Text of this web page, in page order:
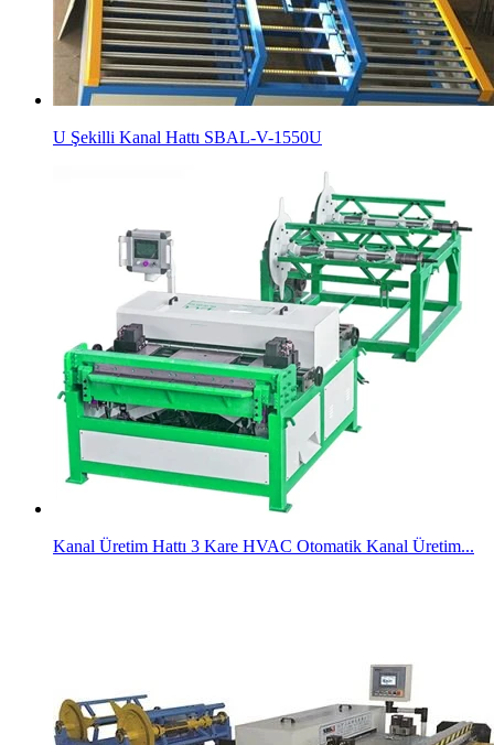
U Şekilli Kanal Hattı SBAL-V-1550U
Kanal Üretim Hattı 3 Kare HVAC Otomatik Kanal Üretim...